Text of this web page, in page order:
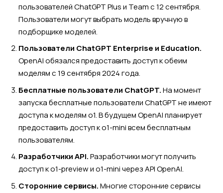
пользователей ChatGPT Plus и Team с 12 сентября.
Пользователи могут выбрать модель вручную в
подборщике моделей.
Пользователи ChatGPT Enterprise и Education.
OpenAI обязался предоставить доступ к обеим
моделям с 19 сентября 2024 года.
Бесплатные пользователи ChatGPT.На момент
запуска бесплатные пользователи ChatGPT не имеют
доступа к моделям o1. В будущем OpenAI планирует
предоставить доступ к o1-mini всем бесплатным
пользователям.
Разработчики API.Разработчики могут получить
доступ к o1-preview и o1-mini через API OpenAI.
Сторонние сервисы.Многие сторонние сервисы